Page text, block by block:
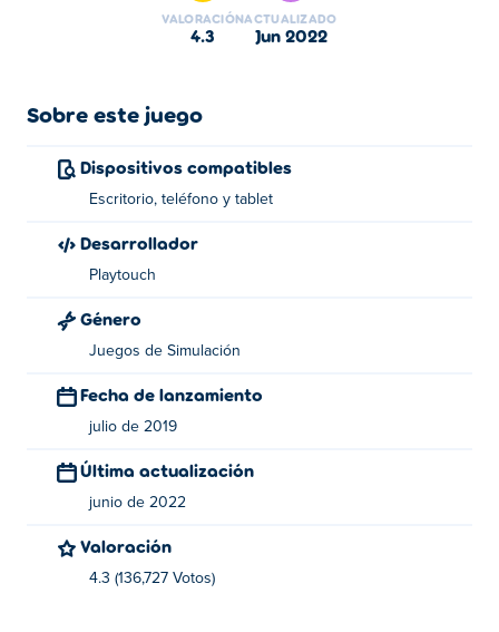
VALORACIÓN
4.3
ACTUALIZADO
jun 2022
Sobre este juego
Dispositivos compatibles
Escritorio, teléfono y tablet
Desarrollador
Playtouch
Género
Juegos de Simulación
Fecha de lanzamiento
julio de 2019
Última actualización
junio de 2022
Valoración
4.3 (136,727 Votos)